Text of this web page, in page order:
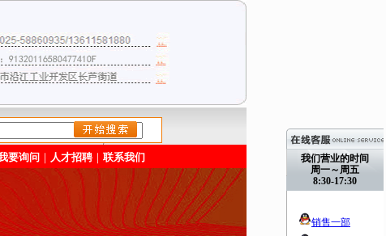
我们营业的时间
周一～周五
8:30-17:30
销售一部
/>
要询问 ｜ 人才招聘｜ 联系我们